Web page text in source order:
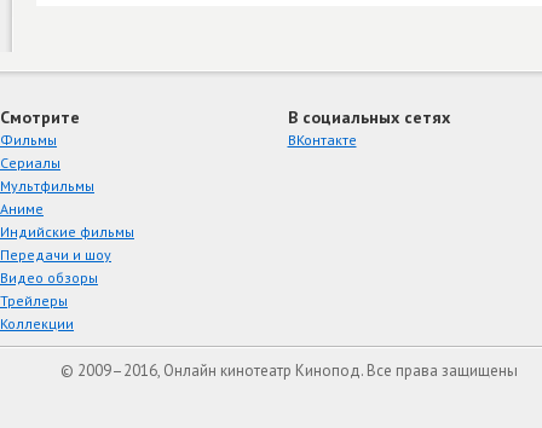
Смотрите
Фильмы
Сериалы
Мультфильмы
Аниме
Индийские фильмы
Передачи и шоу
Видео обзоры
Трейлеры
Коллекции
В социальных сетях
ВКонтакте
© 2009–2016, Онлайн кинотеатр Кинопод. Все права защищены